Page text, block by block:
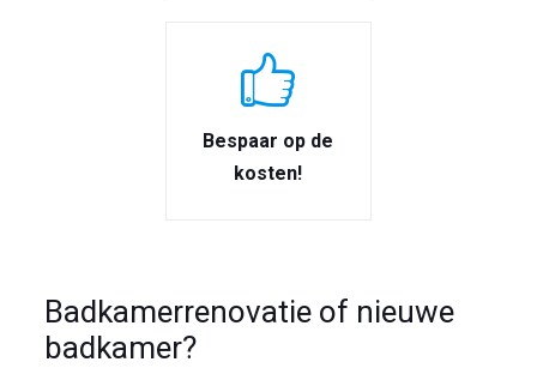
Bespaar op de
kosten!
Badkamerrenovatie of nieuwe
badkamer?